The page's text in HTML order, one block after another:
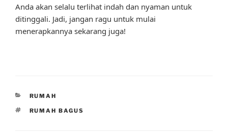
Anda akan selalu terlihat indah dan nyaman untuk
ditinggali. Jadi, jangan ragu untuk mulai
menerapkannya sekarang juga!
CATEGORIES
RUMAH
TAGS
RUMAH BAGUS